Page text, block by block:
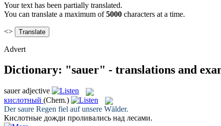
Your text has been partially translated.
You can translate a maximum of5000 characters at a time.
<>
Advert
Dictionary: "sauer" - translations and
sauer adjective
кислотный (Chem.)
Dersaure Regen fiel auf unsere Wälder.
Кислотные дожди проливались над лесами.